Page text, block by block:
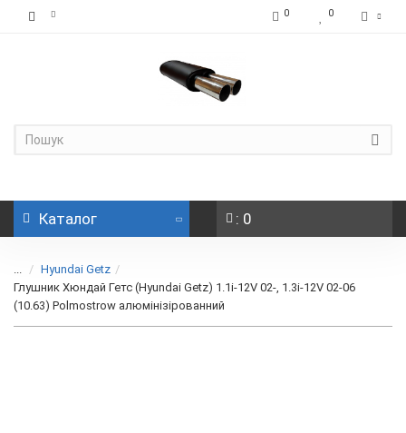
0 0
Каталог : 0
...
Hyundai Getz
Глушник Хюндай Гетс (Hyundai Getz) 1.1i-12V 02-, 1.3i-12V 02-06
(10.63) Polmostrow алюмінізірованний